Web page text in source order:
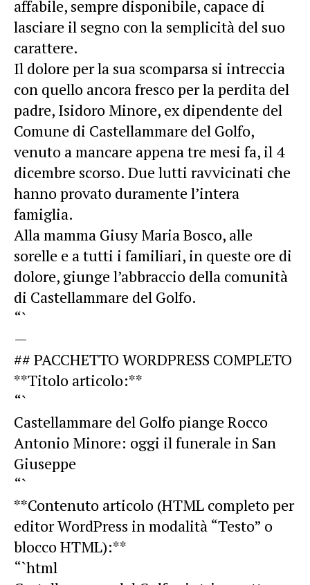
affabile, sempre disponibile, capace di
lasciare il segno con la semplicità del suo
carattere.
Il dolore per la sua scomparsa si intreccia
con quello ancora fresco per la perdita del
padre, Isidoro Minore, ex dipendente del
Comune di Castellammare del Golfo,
venuto a mancare appena tre mesi fa, il 4
dicembre scorso. Due lutti ravvicinati che
hanno provato duramente l’intera
famiglia.
Alla mamma Giusy Maria Bosco, alle
sorelle e a tutti i familiari, in queste ore di
dolore, giunge l’abbraccio della comunità
di Castellammare del Golfo.
“`
—
## PACCHETTO WORDPRESS COMPLETO
**Titolo articolo:**
“`
Castellammare del Golfo piange Rocco
Antonio Minore: oggi il funerale in San
Giuseppe
“`
**Contenuto articolo (HTML completo per
editor WordPress in modalità “Testo” o
blocco HTML):**
“`html